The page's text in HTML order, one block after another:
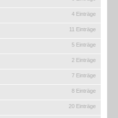
4 Einträge
11 Einträge
5 Einträge
2 Einträge
7 Einträge
8 Einträge
20 Einträge